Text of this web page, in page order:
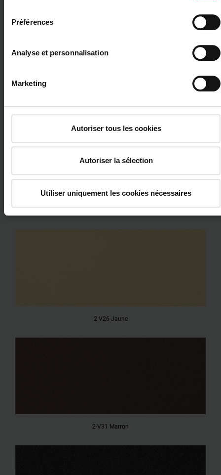
Préférences
Analyse et personnalisation
Marketing
Autoriser tous les cookies
Autoriser la sélection
Utiliser uniquement les cookies nécessaires
2-V26 Jaune
2-V31 Marron